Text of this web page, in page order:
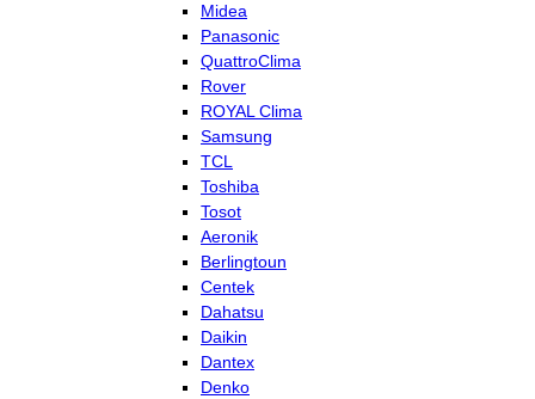
Midea
Panasonic
QuattroClima
Rover
ROYAL Clima
Samsung
TCL
Toshiba
Tosot
Aeronik
Berlingtoun
Centek
Dahatsu
Daikin
Dantex
Denko